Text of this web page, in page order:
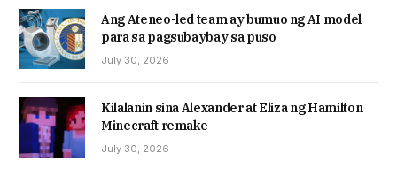
Ang Ateneo-led team ay bumuo ng AI model
para sa pagsubaybay sa puso
July 30, 2026
Kilalanin sina Alexander at Eliza ng Hamilton
Minecraft remake
July 30, 2026